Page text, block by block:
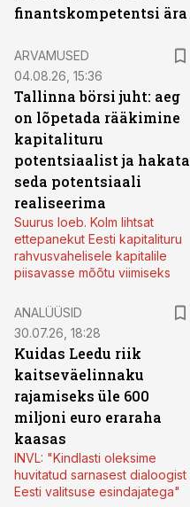
finantskompetentsi ära
ARVAMUSED
04.08.26, 15:36
Tallinna börsi juht: aeg
on lõpetada rääkimine
kapitalituru
potentsiaalist ja hakata
seda potentsiaali
realiseerima
Suurus loeb. Kolm lihtsat
ettepanekut Eesti kapitalituru
rahvusvahelisele kapitalile
piisavasse mõõtu viimiseks
ANALÜÜSID
30.07.26, 18:28
Kuidas Leedu riik
kaitseväelinnaku
rajamiseks üle 600
miljoni euro eraraha
kaasas
INVL: "Kindlasti oleksime
huvitatud sarnasest dialoogist
Eesti valitsuse esindajatega"